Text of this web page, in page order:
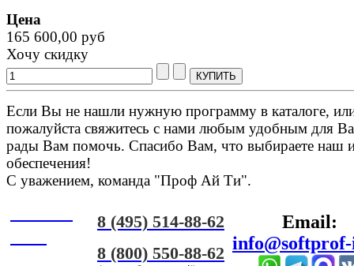
Цена
165 600,00 руб
Хочу скидку
Если Вы не нашли нужную программу в каталоге,
пожалуйста свяжитесь с нами любым удобным для
рады Вам помочь. Спасибо Вам, что выбираете наш
обеспечения!
С уважением, команда "Проф Ай Ти".
8 (495) 514-88-62
8 (800) 550-88-62
Email: